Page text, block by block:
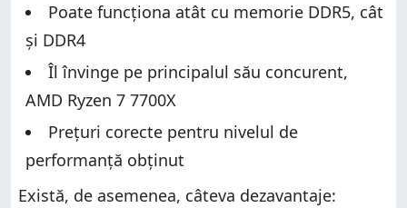
Poate funcționa atât cu memorie DDR5, cât
și DDR4
Îl învinge pe principalul său concurent,
AMD Ryzen 7 7700X
Prețuri corecte pentru nivelul de
performanță obținut
Există, de asemenea, câteva dezavantaje: